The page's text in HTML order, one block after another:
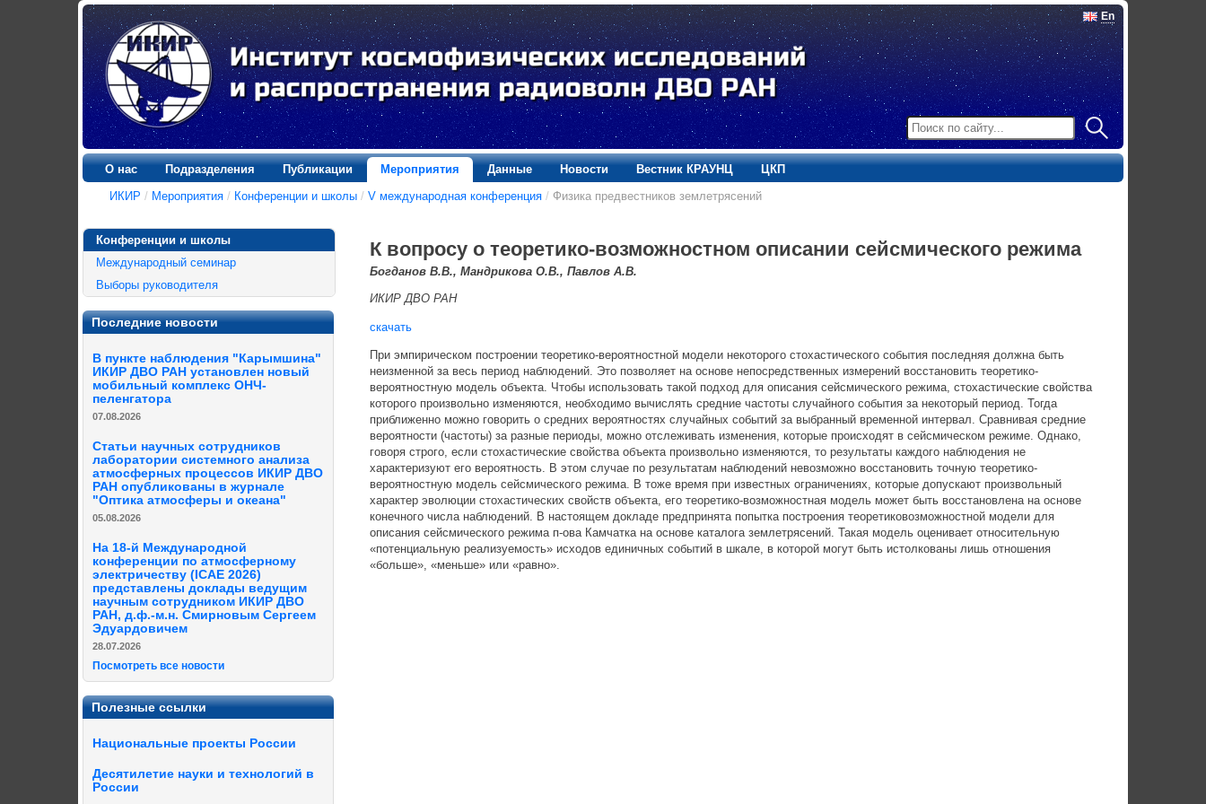
En
О нас Подразделения Публикации Мероприятия Данные Новости Вестник КРАУНЦ
ЦКП
ИКИР / Мероприятия / Конференции и школы / V международная конференция / Физика предвестников землетрясений
Конференции и школы
Международный семинар
Выборы руководителя
Последние новости
В пункте наблюдения "Карымшина"
ИКИР ДВО РАН установлен новый
мобильный комплекс ОНЧ-
пеленгатора
07.08.2026
Статьи научных сотрудников
лаборатории системного анализа
атмосферных процессов ИКИР ДВО
РАН опубликованы в журнале
"Оптика атмосферы и океана"
05.08.2026
На 18-й Международной
конференции по атмосферному
электричеству (ICAE 2026)
представлены доклады ведущим
научным сотрудником ИКИР ДВО
РАН, д.ф.-м.н. Смирновым Сергеем
Эдуардовичем
28.07.2026
Посмотреть все новости
Полезные ссылки
Национальные проекты России
Десятилетие науки и технологий в
России
К вопросу о теоретико-возможностном описании сейсмического режима
Богданов В.В., Мандрикова О.В., Павлов А.В.
ИКИР ДВО РАН
скачать
При эмпирическом построении теоретико-вероятностной модели некоторого стохастического события последняя должна быть
неизменной за весь период наблюдений. Это позволяет на основе непосредственных измерений восстановить теоретико-
вероятностную модель объекта. Чтобы использовать такой подход для описания сейсмического режима, стохастические свойства
которого произвольно изменяются, необходимо вычислять средние частоты случайного события за некоторый период. Тогда
приближенно можно говорить о средних вероятностях случайных событий за выбранный временной интервал. Сравнивая средние
вероятности (частоты) за разные периоды, можно отслеживать изменения, которые происходят в сейсмическом режиме. Однако,
говоря строго, если стохастические свойства объекта произвольно изменяются, то результаты каждого наблюдения не
характеризуют его вероятность. В этом случае по результатам наблюдений невозможно восстановить точную теоретико-
вероятностную модель сейсмического режима. В тоже время при известных ограничениях, которые допускают произвольный
характер эволюции стохастических свойств объекта, его теоретико-возможностная модель может быть восстановлена на основе
конечного числа наблюдений. В настоящем докладе предпринята попытка построения теоретиковозможностной модели для
описания сейсмического режима п-ова Камчатка на основе каталога землетрясений. Такая модель оценивает относительную
«потенциальную реализуемость» исходов единичных событий в шкале, в которой могут быть истолкованы лишь отношения
«больше», «меньше» или «равно».